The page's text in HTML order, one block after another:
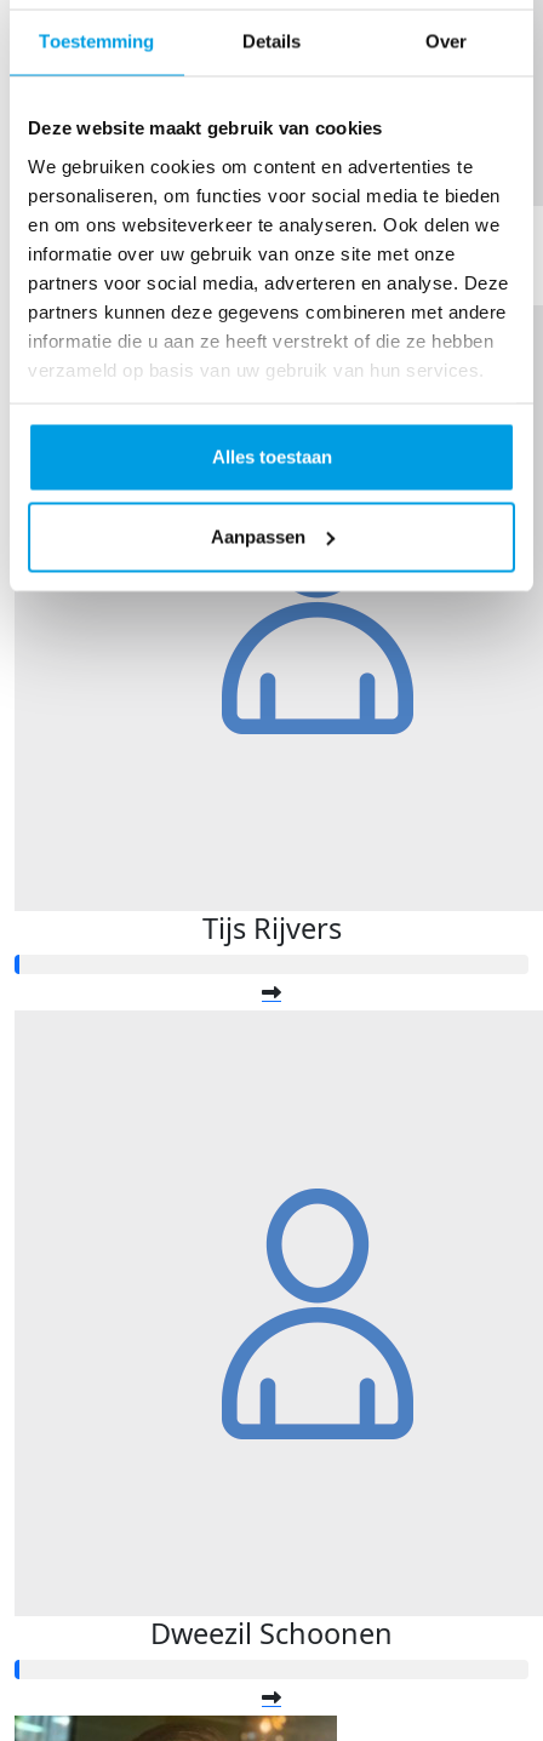
Toestemming Details Over
Deze website maakt gebruik van cookies
We gebruiken cookies om content en advertenties te
personaliseren, om functies voor social media te bieden
en om ons websiteverkeer te analyseren. Ook delen we
informatie over uw gebruik van onze site met onze
partners voor social media, adverteren en analyse. Deze
partners kunnen deze gegevens combineren met andere
informatie die u aan ze heeft verstrekt of die ze hebben
verzameld op basis van uw gebruik van hun services.
Alles toestaan
Aanpassen
Peter van Velsen
Tijs Rijvers
Dweezil Schoonen